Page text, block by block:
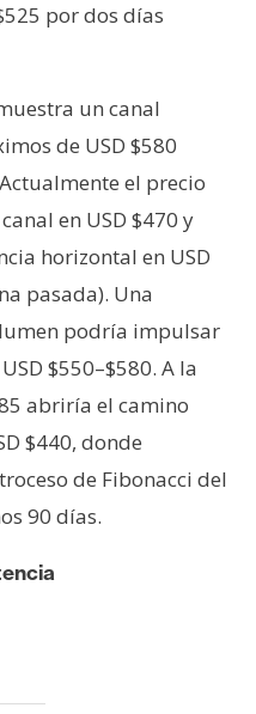
por dos días
un canal
de USD $580
el precio
en USD $470 y
horizontal en USD
pasada). Una
podría impulsar
$550–$580. A la
abriría el camino
$440, donde
de Fibonacci del
90 días.